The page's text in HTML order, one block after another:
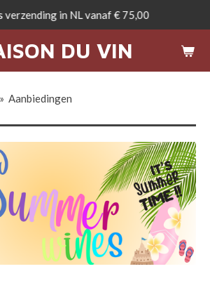
DU VIN
verzending in NL vanaf € 75,00
» Aanbiedingen